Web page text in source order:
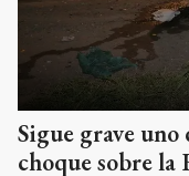
Sigue grave
choque sobre la